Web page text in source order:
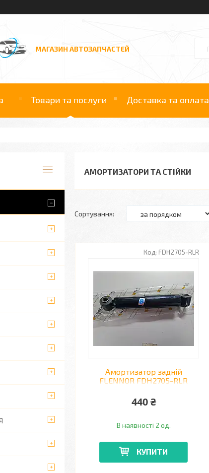
МАГАЗИН АВТОЗАПЧАСТЕЙ
Товари та послуги Доставка та оплата
АМОРТИЗАТОРИ ТА СТІЙКИ
FDH2705-RLR
Амортизатор задній
FLENNOR FDH2705-RLR
440 ₴
В наявності 2 од.
КУПИТИ